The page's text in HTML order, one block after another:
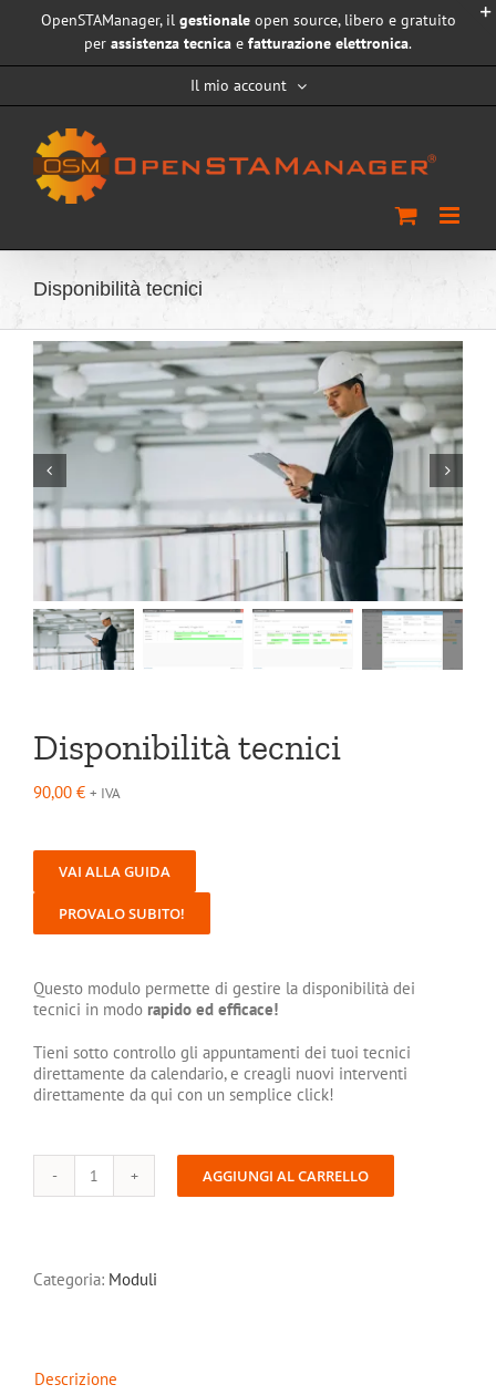
OpenSTAManager, il gestionaleopen source, libero e gratuito
per assistenza tecnica e fatturazione elettronica.
Il mio account
Disponibilità tecnici
Disponibilità tecnici
90,00 € + IVA
VAI ALLA GUIDA
PROVALO SUBITO!
Questo modulo permette di gestire la disponibilità dei
tecnici in modo rapido ed efficace!
Tieni sotto controllo gli appuntamenti dei tuoi tecnici
direttamente da calendario, e creagli nuovi interventi
direttamente da qui con un semplice click!
Disponibilità
AGGIUNGI AL CARRELLO
Categoria: Moduli
Descrizione